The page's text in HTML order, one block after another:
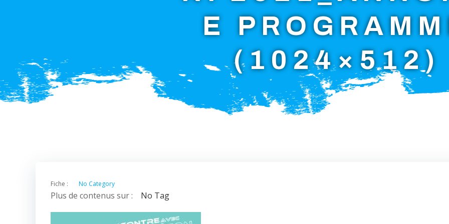
E
(1024×512)
Fiche : No Category
Plus de contenus sur : No Tag